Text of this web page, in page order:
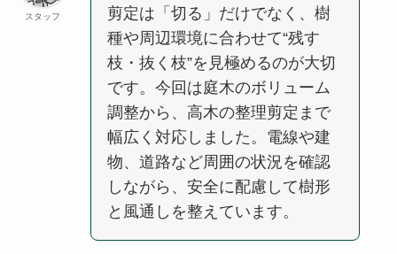
スタッフ
剪定は「切る」だけでなく、樹
種や周辺環境に合わせて“残す
枝・抜く枝”を見極めるのが大切
です。今回は庭木のボリューム
調整から、高木の整理剪定まで
幅広く対応しました。電線や建
物、道路など周囲の状況を確認
しながら、安全に配慮して樹形
と風通しを整えています。